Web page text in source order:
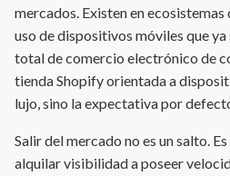
mercados. Existen en
uso de dispositivos móviles que
total de comercio electrónico de
tienda Shopify orientada a
lujo, sino la expectativa por
Salir del mercado no es un salto.
alquilar visibilidad a poseer